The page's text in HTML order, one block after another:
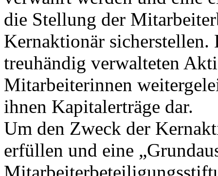
die Stellung der
Kernaktionär sicherstellen.
treuhändig verwalteten
Mitarbeiterinnen
ihnen Kapitalerträge dar.
Um den Zweck der
erfüllen und eine